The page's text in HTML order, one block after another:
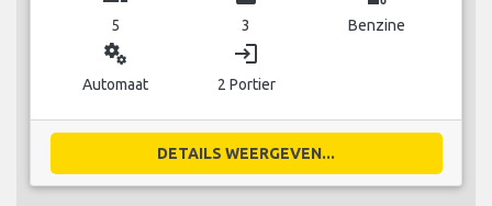
5 3 Benzine
miscellaneous_services
Automaat
login
2 Portier
DETAILS WEERGEVEN...